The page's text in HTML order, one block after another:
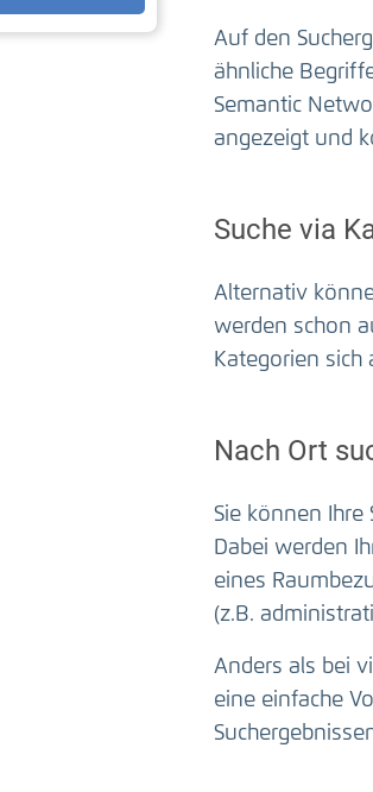
Auf den
ähnliche
Semantic
angezeigt und
Suche via
Alternativ
werden schon
Kategorien
Nach Ort
Sie können
Dabei werden
eines
(z.B.
Anders als bei
eine einfache